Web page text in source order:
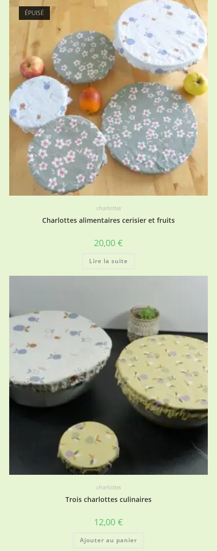
ÉPUISÉ
charlottes
Charlottes alimentaires cerisier et fruits
20,00 €
Lire la suite
charlottes
Trois charlottes culinaires
12,00 €
Ajouter au panier